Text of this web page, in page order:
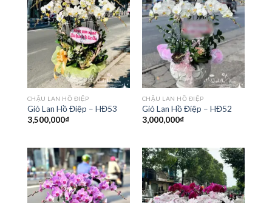
CHẬU LAN HỒ ĐIỆP
Giỏ Lan Hồ Điệp – HĐ53
3,500,000₫
CHẬU LAN HỒ ĐIỆP
Giỏ Lan Hồ Điệp – HĐ52
3,000,000₫